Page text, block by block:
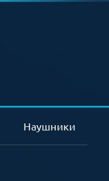
Наушники